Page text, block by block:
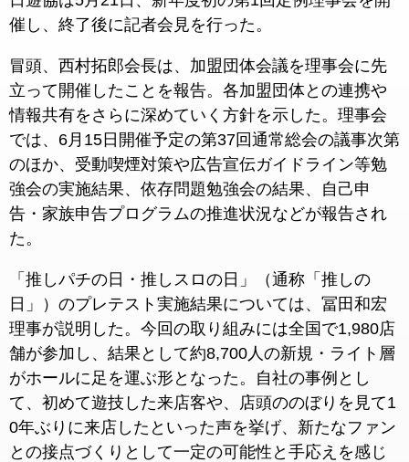
催し、終了後に記者会見を行った。
冒頭、西村拓郎会長は、加盟団体会議を理事会に先
立って開催したことを報告。各加盟団体との連携や
情報共有をさらに深めていく方針を示した。理事会
では、6月15日開催予定の第37回通常総会の議事次第
のほか、受動喫煙対策や広告宣伝ガイドライン等勉
強会の実施結果、依存問題勉強会の結果、自己申
告・家族申告プログラムの推進状況などが報告され
た。
「推しパチの日・推しスロの日」（通称「推しの
日」）のプレテスト実施結果については、冨田和宏
理事が説明した。今回の取り組みには全国で1,980店
舗が参加し、結果として約8,700人の新規・ライト層
がホールに足を運ぶ形となった。自社の事例とし
て、初めて遊技した来店客や、店頭ののぼりを見て1
0年ぶりに来店したといった声を挙げ、新たなファン
との接点づくりとして一定の可能性と手応えを感じ